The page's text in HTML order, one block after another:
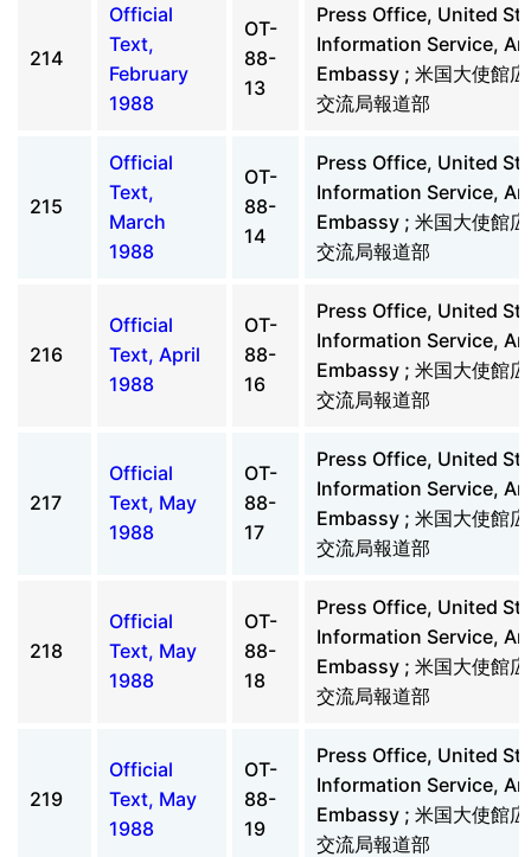
214
Official
Text,
February
1988
OT-
88-
13
Press Office, United
Information Service,
Embassy ; 米国大使館
交流局報道部
215
Official
Text,
March
1988
OT-
88-
14
Press Office, United
Information Service,
Embassy ; 米国大使館
交流局報道部
216
Official
Text, April
1988
OT-
88-
16
Press Office, United
Information Service,
Embassy ; 米国大使館
交流局報道部
217
Official
Text, May
1988
OT-
88-
17
Press Office, United
Information Service,
Embassy ; 米国大使館
交流局報道部
218
Official
Text, May
1988
OT-
88-
18
Press Office, United
Information Service,
Embassy ; 米国大使館
交流局報道部
219
Official
Text, May
1988
OT-
88-
19
Press Office, United
Information Service,
Embassy ; 米国大使館
交流局報道部